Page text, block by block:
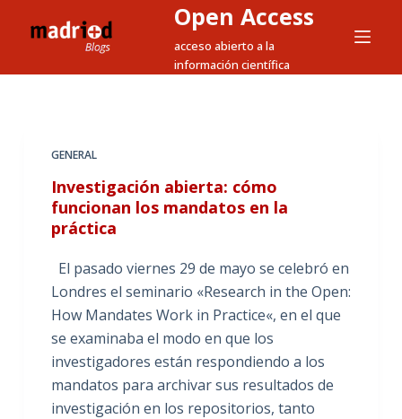
Open Access
acceso abierto a la
información científica
GENERAL
Investigación abierta: cómo
funcionan los mandatos en la
práctica
El pasado viernes 29 de mayo se celebró en
Londres el seminario «Research in the Open:
How Mandates Work in Practice«, en el que
se examinaba el modo en que los
investigadores están respondiendo a los
mandatos para archivar sus resultados de
investigación en los repositorios, tanto